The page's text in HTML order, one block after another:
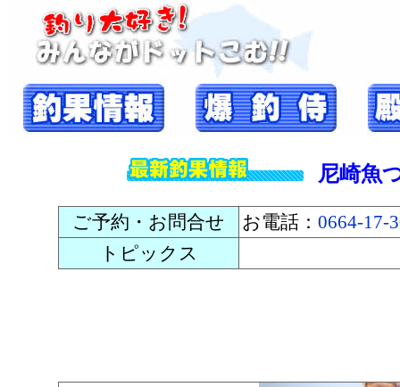
尼崎魚
ご予約・お問合せ お電話： 0664-17-
トピックス